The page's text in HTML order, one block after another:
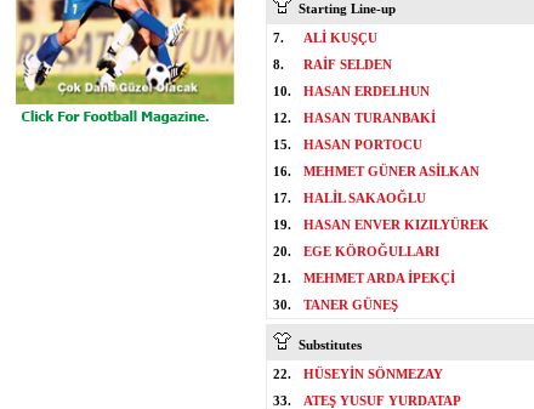
Starting Line-up
7.
ALİ KUŞÇU
8.
RAİF SELDEN
10.
HASAN ERDELHUN
12.
HASAN TURANBAKİ
15.
HASAN PORTOCU
16.
MEHMET GÜNER ASİLKAN
17.
HALİL SAKAOĞLU
19.
HASAN ENVER KIZILYÜREK
20.
EGE KÖROĞULLARI
21.
MEHMET ARDA İPEKÇİ
30.
TANER GÜNEŞ
Substitutes
22.
HÜSEYİN SÖNMEZAY
33.
ATEŞ YUSUF YURDATAP